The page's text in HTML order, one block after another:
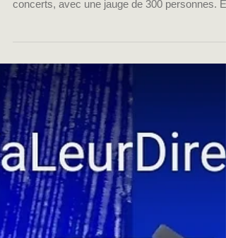
Partenaire CFPM - La
Strasbourg
Cachée dans un coin calme du Neudorf, rue de
Guebwiller, La Maison Bleue accueille des
concerts, avec une jauge de 300 personnes. Et
tout...